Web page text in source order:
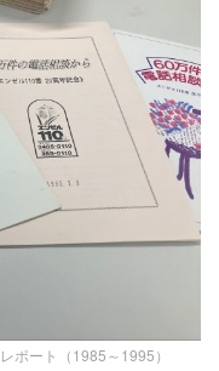
ポート（1985～1995）